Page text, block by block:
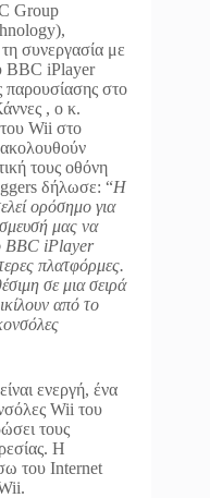
Group
συνεργασία με
BBC iPlayer
παρουσίασης στο
, ο κ.
Wii στο
τους οθόνη
δήλωσε: “Η
ορόσημο για
μας να
BBC iPlayer
πλατφόρμες.
σε μια σειρά
από το
ενεργή, ένα
Wii του
τους
Η
του Internet